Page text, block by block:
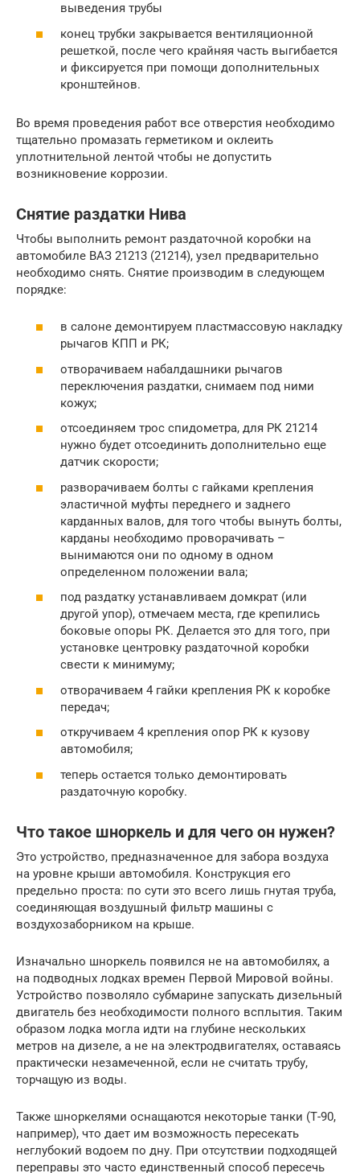
выведения трубы
конец трубки закрывается вентиляционной
решеткой, после чего крайняя часть выгибается
и фиксируется при помощи дополнительных
кронштейнов.
Во время проведения работ все отверстия необходимо
тщательно промазать герметиком и оклеить
уплотнительной лентой чтобы не допустить
возникновение коррозии.
Снятие раздатки Нива
Чтобы выполнить ремонт раздаточной коробки на
автомобиле ВАЗ 21213 (21214), узел предварительно
необходимо снять. Снятие производим в следующем
порядке:
в салоне демонтируем пластмассовую накладку
рычагов КПП и РК;
отворачиваем набалдашники рычагов
переключения раздатки, снимаем под ними
кожух;
отсоединяем трос спидометра, для РК 21214
нужно будет отсоединить дополнительно еще
датчик скорости;
разворачиваем болты с гайками крепления
эластичной муфты переднего и заднего
карданных валов, для того чтобы вынуть болты,
карданы необходимо проворачивать –
вынимаются они по одному в одном
определенном положении вала;
под раздатку устанавливаем домкрат (или
другой упор), отмечаем места, где крепились
боковые опоры РК. Делается это для того, при
установке центровку раздаточной коробки
свести к минимуму;
отворачиваем 4 гайки крепления РК к коробке
передач;
откручиваем 4 крепления опор РК к кузову
автомобиля;
теперь остается только демонтировать
раздаточную коробку.
Что такое шноркель и для чего он нужен?
Это устройство, предназначенное для забора воздуха
на уровне крыши автомобиля. Конструкция его
предельно проста: по сути это всего лишь гнутая труба,
соединяющая воздушный фильтр машины с
воздухозаборником на крыше.
Изначально шноркель появился не на автомобилях, а
на подводных лодках времен Первой Мировой войны.
Устройство позволяло субмарине запускать дизельный
двигатель без необходимости полного всплытия. Таким
образом лодка могла идти на глубине нескольких
метров на дизеле, а не на электродвигателях, оставаясь
практически незамеченной, если не считать трубу,
торчащую из воды.
Также шноркелями оснащаются некоторые танки (Т-90,
например), что дает им возможность пересекать
неглубокий водоем по дну. При отсутствии подходящей
переправы это часто единственный способ пересечь